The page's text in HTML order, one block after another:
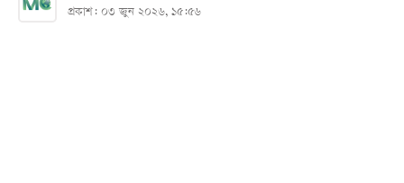
প্রকাশ: ০৩ জুন ২০২৬, ১৫:৫৬